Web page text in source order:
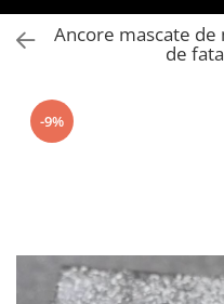
Ancore mascate
de
-9%